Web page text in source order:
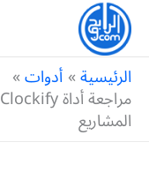
تخطي
المحتوى
الرئيسية أدوات
المشاريع